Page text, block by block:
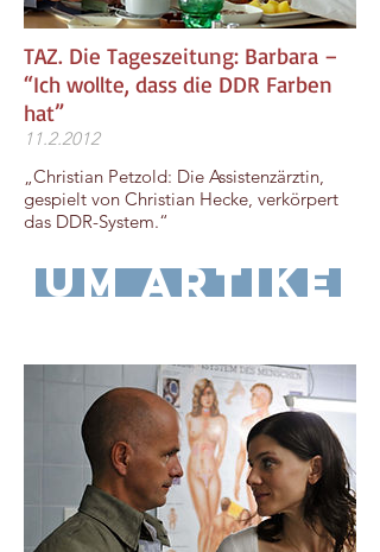
TAZ. Die Tageszeitung: Barbara –
“Ich wollte, dass die DDR Farben
hat”
11.2.2012
„Christian Petzold: Die Assistenzärztin,
gespielt von Christian Hecke, verkörpert
das DDR-System.“
zum Artikel